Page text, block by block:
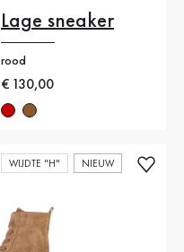
Lage sneaker
rood
Nieuwe prijs
€ 130,00
WIJDTE "H" NIEUW